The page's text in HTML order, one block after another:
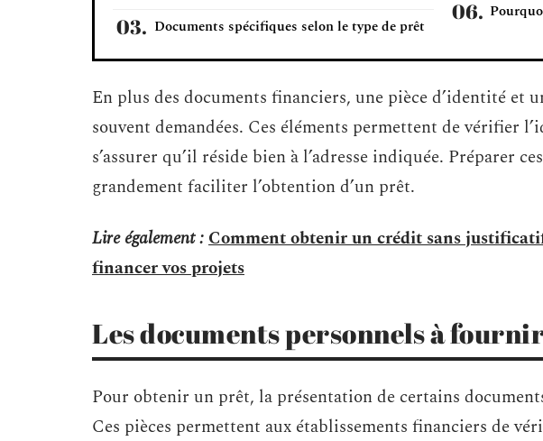
Documents spécifiques selon le type de prêt
En plus des documents financiers, une pièce d’identité et
souvent demandées. Ces éléments permettent de vérifier
s’assurer qu’il réside bien à l’adresse indiquée. Préparer
grandement faciliter l’obtention d’un prêt.
Lire également :Comment obtenir un crédit sans
financer vos projets
Les documents personnels à
Pour obtenir un prêt, la présentation de certains
Ces pièces permettent aux établissements financiers de